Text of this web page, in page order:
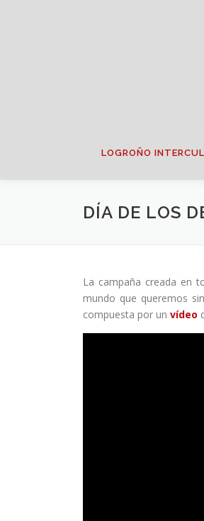
LOGROÑO
DÍA DE LOS
La campaña creada en
mundo que queremos
compuesta por un vídeo